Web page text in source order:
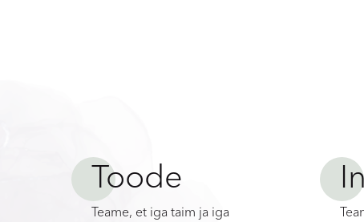
Toode
Teame, et iga taim ja iga